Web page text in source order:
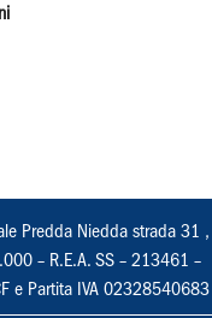
Predda Niedda strada 31 ,
– R.E.A. SS – 213461 –
e Partita IVA 02328540683